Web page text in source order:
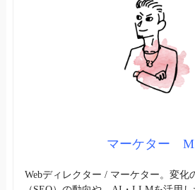
マーケター
Webディレクター / マーケター。変化